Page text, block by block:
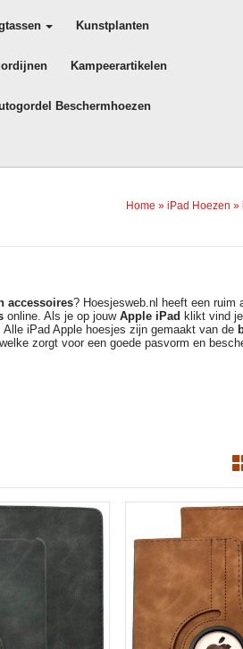
Kunstplanten
Kampeerartikelen
Beschermhoezen
Home » iPad Hoezen »
accessoires? Hoesjesweb.nl heeft een ruim
online. Als je op jouw Apple iPad klikt vind
iPad Apple hoesjes zijn gemaakt van de
zorgt voor een goede pasvorm en